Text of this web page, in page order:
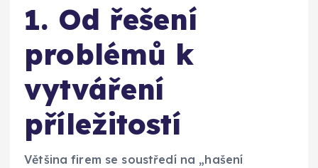
1. Od řešení
problémů k
vytváření
příležitostí
Většina firem se soustředí na „hašení